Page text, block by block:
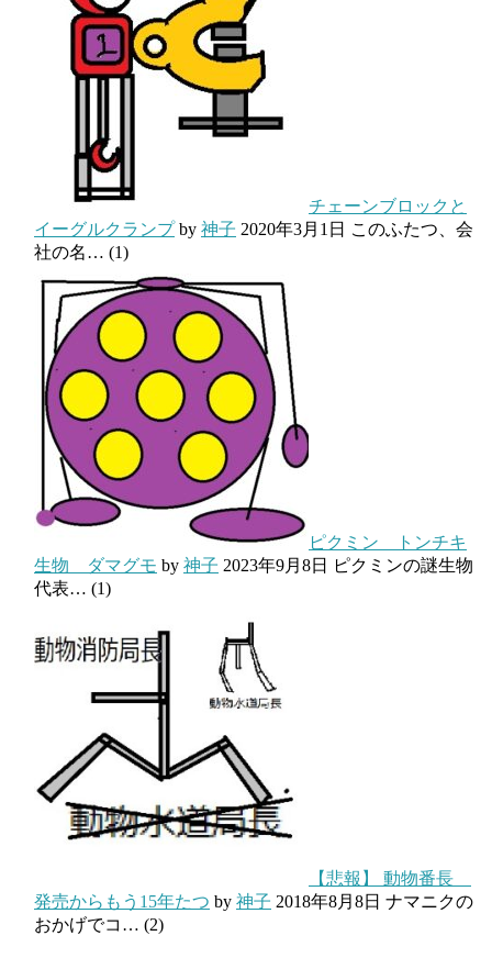
チェーンブロックと
イーグルクランプby 神子 2020年3月1日 このふたつ、会
社の名… (1)
ピクミン トンチキ
生物 ダマグモ by 神子 2023年9月8日
ピクミンの謎生物
代表… (1)
【悲報】 動物番長
発売からもう15年たつ by 神子 2018年8月8日 ナマニクの
おかげでコ… (2)